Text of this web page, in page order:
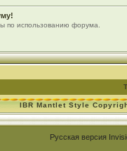
по использованию форума.
IBR Mantlet Style
Русская версия